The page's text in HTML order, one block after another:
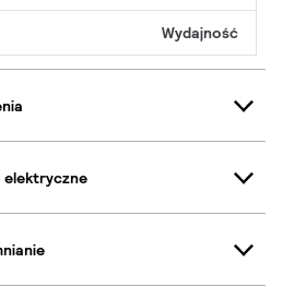
Wydajność
elektryczne